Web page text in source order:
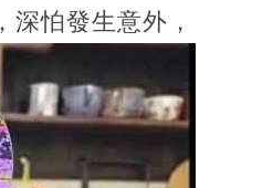
怕發生意外，